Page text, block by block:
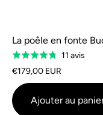
La poêle en fonte
Évalué
à
4,8
sur
5
11 avisSur
base
€179,00 EUR
Ajouter au